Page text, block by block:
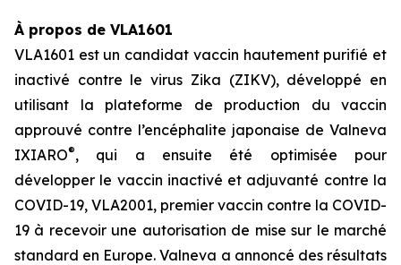
À propos de VLA1601
VLA1601 est un candidat vaccin hautement purifié et
inactivé contre le virus Zika (ZIKV), développé en
utilisant la plateforme de production du vaccin
approuvé contre l’encéphalite japonaise de Valneva
IXIARO®, qui a ensuite été optimisée pour
développer le vaccin inactivé et adjuvanté contre la
COVID-19, VLA2001, premier vaccin contre la COVID-
19 à recevoir une autorisation de mise sur le marché
standard en Europe. Valneva a annoncé des résultats